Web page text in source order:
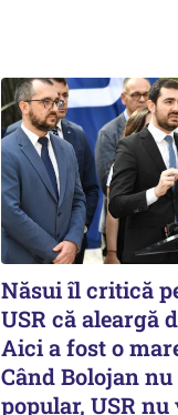
Năsui îl critică
USR că aleargă
Aici a fost o
Când Bolojan
popular, USR